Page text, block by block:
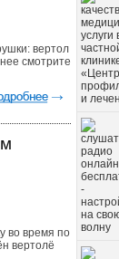
вертол
смотрите
во время по
вертолё